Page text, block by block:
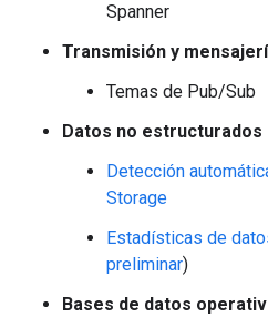
Spanner
Transmisión y
Temas de Pub/Sub
Datos no estructurados
Detección
Storage
Estadísticas de
preliminar)
Bases de datos